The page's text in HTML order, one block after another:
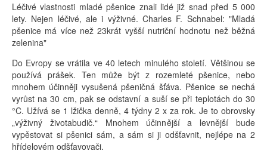
Léčivé vlastnosti mladé pšenice znali lidé již snad před 5 000
lety. Nejen léčivé, ale i výživné. Charles F. Schnabel: "Mladá
pšenice má více než 23krát vyšší nutriční hodnotu než běžná
zelenina"
Do Evropy se vrátila ve 40 letech minulého století. Většinou se
používá prášek. Ten může být z rozemleté pšenice, nebo
mnohem účinněji vysušená pšeničná šťáva. Pšenice se nechá
vyrůst na 30 cm, pak se odstavní a suší se při teplotách do 30
°C. Užívá se 1 lžička denně, 4 týdny 2 x za rok. Je to obrovsky
„výživný životabudič.“ Mnohem účinnější a levnější bude
vypěstovat si pšenici sám, a sám si ji odšťavnit, nejlépe na 2
hřídelovém odšťavovači.